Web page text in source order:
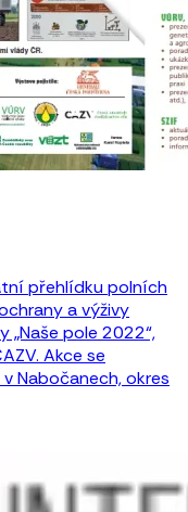
přehlídku polních
a výživy
„Naše pole 2022“,
Akce se
Nabočanech, okres